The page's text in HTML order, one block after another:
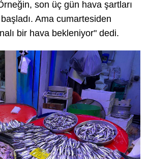
son üç gün hava şartları
başladı. Ama cumartesiden
bir hava bekleniyor" dedi.